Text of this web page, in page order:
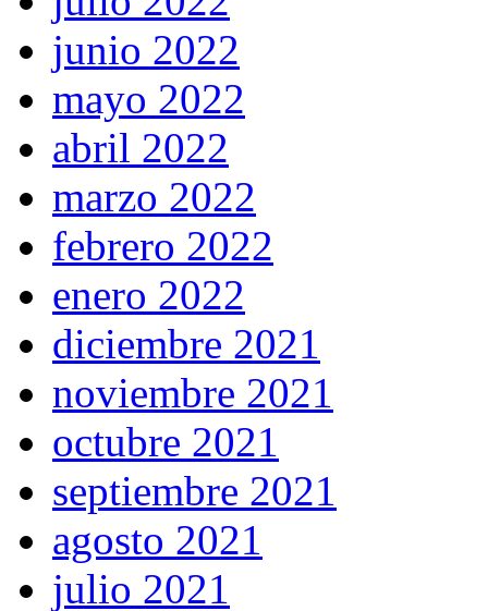
junio 2022
mayo 2022
abril 2022
marzo 2022
febrero 2022
enero 2022
diciembre 2021
noviembre 2021
octubre 2021
septiembre 2021
agosto 2021
julio 2021